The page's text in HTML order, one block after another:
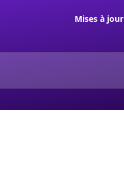
Mises à jour